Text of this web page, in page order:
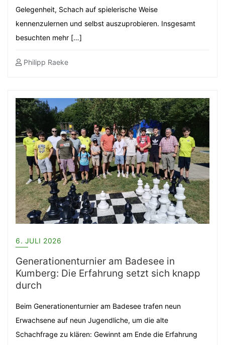
Gelegenheit, Schach auf spielerische Weise
kennenzulernen und selbst auszuprobieren. Insgesamt
besuchten mehr […]
Philipp Raeke
6. JULI 2026
Generationenturnier am Badesee in
Kumberg: Die Erfahrung setzt sich knapp
durch
Beim Generationenturnier am Badesee trafen neun
Erwachsene auf neun Jugendliche, um die alte
Schachfrage zu klären: Gewinnt am Ende die Erfahrung